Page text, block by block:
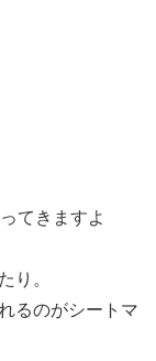
てきますよ
り。
るのがシートマ